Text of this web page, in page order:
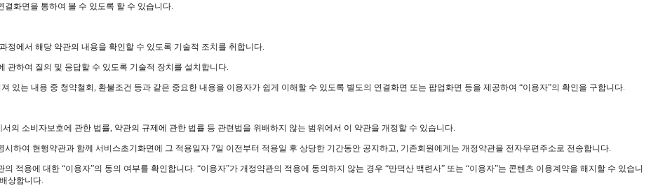
화면을 통하여 볼 수 있도록 할 수 있습니다.
정에서 해당 약관의 내용을 확인할 수 있도록 기술적 조치를 취합니다.
관하여 질의 및 응답할 수 있도록 기술적 장치를 설치합니다.
있는 내용 중 청약철회, 환불조건 등과 같은 중요한 내용을 이용자가 쉽게 이해할 수 있도록 별도의 연결화면 또는 팝업화면 등을 제공하여 “이용자”의 확인을 구합니다.
의 소비자보호에 관한 법률, 약관의 규제에 관한 법률 등 관련법을 위배하지 않는 범위에서 이 약관을 개정할 수 있습니다.
하여 현행약관과 함께 서비스초기화면에 그 적용일자 7일 이전부터 적용일 후 상당한 기간동안 공지하고, 기존회원에게는 개정약관을 전자우편주소로 전송합니다.
적용에 대한 “이용자”의 동의 여부를 확인합니다. “이용자”가 개정약관의 적용에 동의하지 않는 경우 “만덕산 백련사” 또는 “이용자”는 콘텐츠 이용계약을 해지할 수 있습니
상합니다.